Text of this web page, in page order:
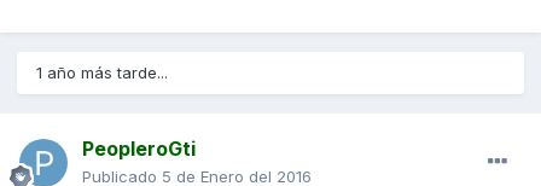
1 año más tarde...
PeopleroGti
Publicado 5 de Enero del 2016